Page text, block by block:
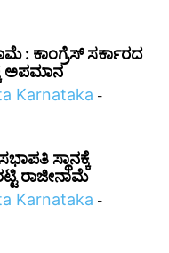
: ಕಾಂಗ್ರೆಸ್ ಸರ್ಕಾರದ
ಅಪಮಾನ
Karnataka -
ಸ್ಥಾನಕ್ಕೆ
ರಾಜೀನಾಮೆ
Karnataka -